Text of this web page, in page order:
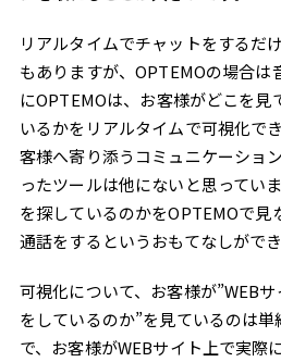
リアルタイムでチャットをするだ
もありますが、OPTEMOの場合は
にOPTEMOは、お客様がどこを見
いるかをリアルタイムで可視化で
客様へ寄り添うコミュニケーショ
ったツールは他にないと思ってい
を探しているのかをOPTEMOで見
通話をするというおもてなしができ
可視化について、お客様が”WEB
をしているのか”を見ているのは
で、お客様がWEBサイト上で実際